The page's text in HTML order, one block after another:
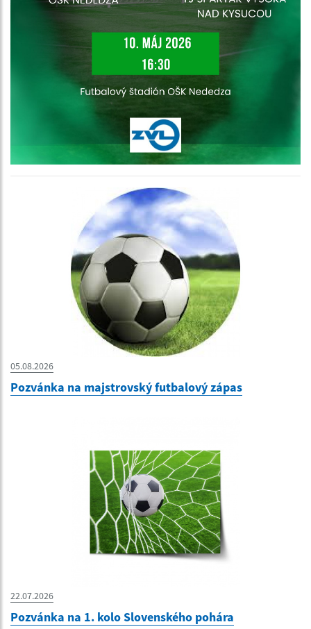
05.08.2026
Pozvánka na majstrovský futbalový zápas
22.07.2026
Pozvánka na 1. kolo Slovenského pohára